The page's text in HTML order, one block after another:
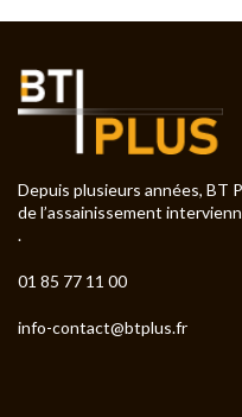
Depuis plusieurs années, BT
de l’assainissement
.
01 85 77 11 00
info-contact@btplus.fr